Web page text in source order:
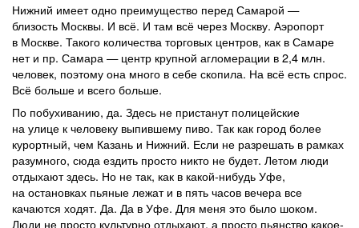
Нижний имеет одно преимущество перед Самарой —
близость Москвы. И всё. И там всё через Москву. Аэропорт
в Москве. Такого количества торговых центров, как в Самаре
нет и пр. Самара — центр крупной агломерации в 2,4 млн.
человек, поэтому она много в себе скопила. На всё есть спрос.
Всё больше и всего больше.
По побухиванию, да. Здесь не пристанут полицейские
на улице к человеку выпившему пиво. Так как город более
курортный, чем Казань и Нижний. Если не разрешать в рамках
разумного, сюда ездить просто никто не будет. Летом люди
отдыхают здесь. Но не так, как в какой-нибудь Уфе,
на остановках пьяные лежат и в пять часов вечера все
качаются ходят. Да. Да в Уфе. Для меня это было шоком.
Люди не просто культурно отдыхают, а просто пьянство какое-